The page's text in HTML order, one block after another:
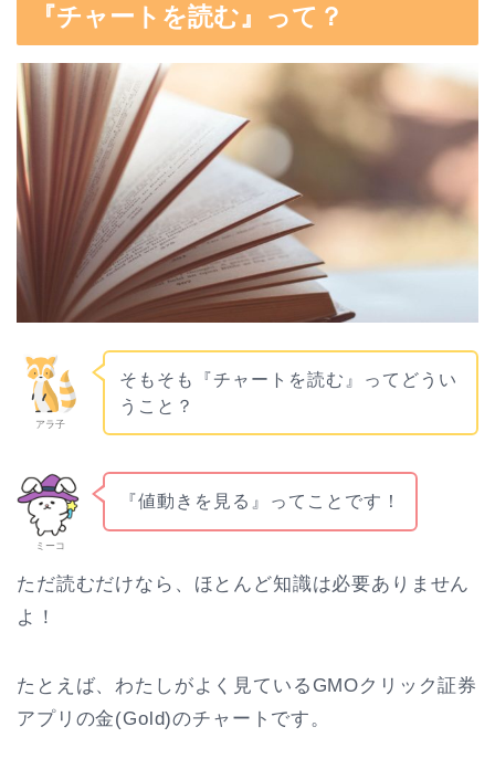
『チャートを読む』って？
アラ子
そもそも『チャートを読む』ってどうい
うこと？
ミーコ
『値動きを見る』ってことです！
ただ読むだけなら、ほとんど知識は必要ありません
よ！
たとえば、わたしがよく見ているGMOクリック証券
アプリの金(Gold)のチャートです。